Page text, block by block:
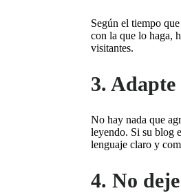
Según el tiempo
con la que lo haga,
visitantes.
3.
No hay nada que
leyendo. Si su blog
lenguaje claro y
4. No